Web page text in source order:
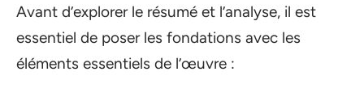
Avant d’explorer le résumé et l’analyse, il est
essentiel de poser les fondations avec les
éléments essentiels de l’œuvre :